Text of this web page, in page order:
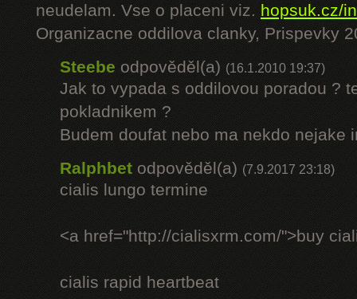
neudelam. Vse o placeni viz. hopsuk.cz/
Organizacne oddilova clanky, Prispevky
Steebe odpověděl(a) (16.1.2010 19:37)
Jak to vypada s oddilovou poradou ?
pokladnikem ?
Budem doufat nebo ma nekdo nejake
Ralphbet odpověděl(a) (7.9.2017 23:18)
cialis lungo termine
<a href="http://cialisxrm.com/">buy
cialis rapid heartbeat